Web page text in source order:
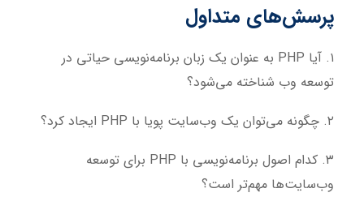
پرسش‌های متداول
۱. آیا PHP به عنوان یک زبان برنامه‌نویسی حیاتی در
توسعه وب شناخته می‌شود؟
۲. چگونه می‌توان یک وب‌سایت پویا با PHP ایجاد کرد؟
۳. کدام اصول برنامه‌نویسی با PHP برای توسعه
وب‌سایت‌ها مهم‌تر است؟